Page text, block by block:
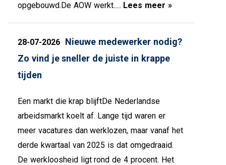
opgebouwd.De AOW werkt..... Lees meer »
28-07-2026 Nieuwe medewerker nodig?
Zo vind je sneller de juiste in krappe
tijden
Een markt die krap blijftDe Nederlandse
arbeidsmarkt koelt af. Lange tijd waren er
meer vacatures dan werklozen, maar vanaf het
derde kwartaal van 2025 is dat omgedraaid.
De werkloosheid ligt rond de 4 procent. Het